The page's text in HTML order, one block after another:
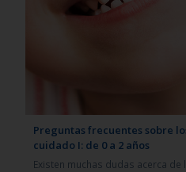
Preguntas frecuentes sobre
cuidado I: de 0 a 2 años
Existen muchas dudas acerca